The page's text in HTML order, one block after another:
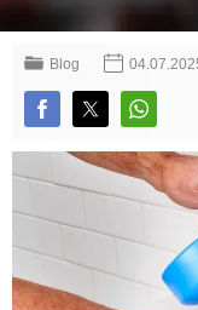
Blog